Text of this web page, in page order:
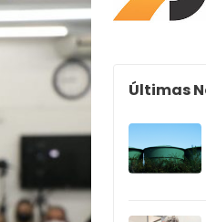
Últimas